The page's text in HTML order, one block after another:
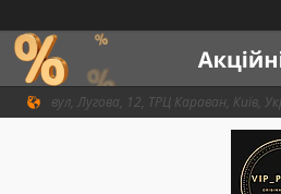
вул, Лугова, 12, ТРЦ Караван, Київ,